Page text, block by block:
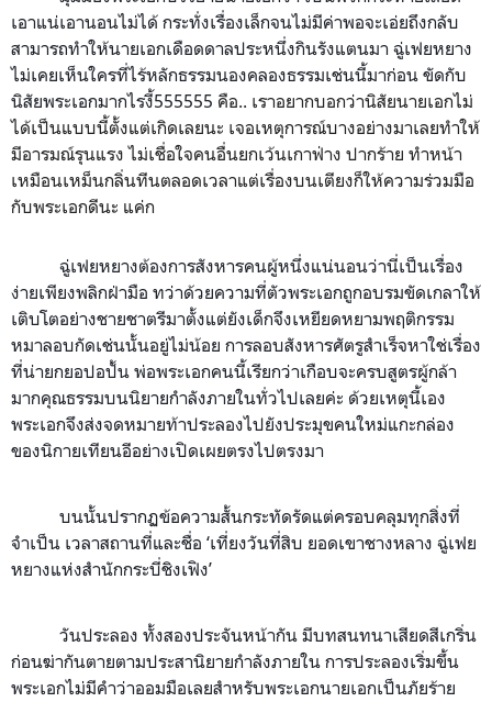
เอาแน่เอานอนไม่ได้ กระทั่งเรื่องเล็กจนไม่มีค่าพอจะเอ่ยถึงกลับ
สามารถทำให้นายเอกเดือดดาลประหนึ่งกินรังแตนมา ฉู่เฟยหยาง
ไม่เคยเห็นใครที่ไร้หลักธรรมนองคลองธรรมเช่นนี้มาก่อน ขัดกับ
นิสัยพระเอกมากไรงี้555555 คือ.. เราอยากบอกว่านิสัยนายเอกไม่
ได้เป็นแบบนี้ตั้งแต่เกิดเลยนะ เจอเหตุการณ์บางอย่างมาเลยทำให้
มีอารมณ์รุนแรง ไม่เชื่อใจคนอื่นยกเว้นเกาฟ่าง ปากร้าย ทำหน้า
เหมือนเหม็นกลิ่นทีนตลอดเวลาแต่เรื่องบนเตียงก็ให้ความร่วมมือ
กับพระเอกดีนะ แค่ก
ฉู่เฟยหยางต้องการสังหารคนผู้หนึ่งแน่นอนว่านี่เป็นเรื่อง
ง่ายเพียงพลิกฝ่ามือ ทว่าด้วยความที่ตัวพระเอกถูกอบรมขัดเกลาให้
เติบโตอย่างชายชาตรีมาตั้งแต่ยังเด็กจึงเหยียดหยามพฤติกรรม
หมาลอบกัดเช่นนั้นอยู่ไม่น้อย การลอบสังหารศัตรูสำเร็จหาใช่เรื่อง
ที่น่ายกยอปอปั้น พ่อพระเอกคนนี้เรียกว่าเกือบจะครบสูตรผู้กล้า
มากคุณธรรมบนนิยายกำลังภายในทั่วไปเลยค่ะ ด้วยเหตุนี้เอง
พระเอกจึงส่งจดหมายท้าประลองไปยังประมุขคนใหม่แกะกล่อง
ของนิกายเทียนอีอย่างเปิดเผยตรงไปตรงมา
บนนั้นปรากฏข้อความสั้นกระทัดรัดแต่ครอบคลุมทุกสิ่งที่
จำเป็น เวลาสถานที่และชื่อ ‘เที่ยงวันที่สิบ ยอดเขาชางหลาง ฉู่เฟย
หยางแห่งสำนักกระบี่ชิงเฟิง’
วันประลอง ทั้งสองประจันหน้ากัน มีบทสนทนาเสียดสีเกริ่น
ก่อนฆ่ากันตายตามประสานิยายกำลังภายใน การประลองเริ่มขึ้น
พระเอกไม่มีคำว่าออมมือเลยสำหรับพระเอกนายเอกเป็นภัยร้าย